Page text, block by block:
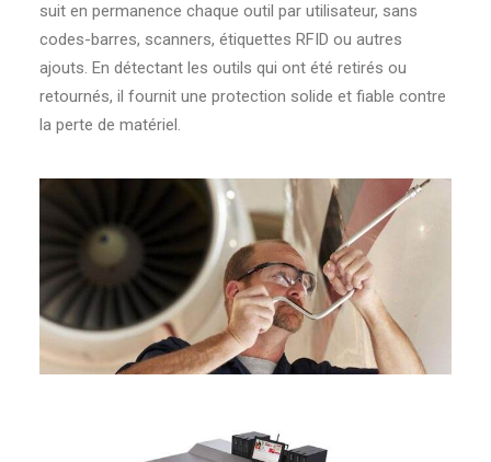
suit en permanence chaque outil par utilisateur, sans
codes-barres, scanners, étiquettes RFID ou autres
ajouts. En détectant les outils qui ont été retirés ou
retournés, il fournit une protection solide et fiable contre
la perte de matériel.